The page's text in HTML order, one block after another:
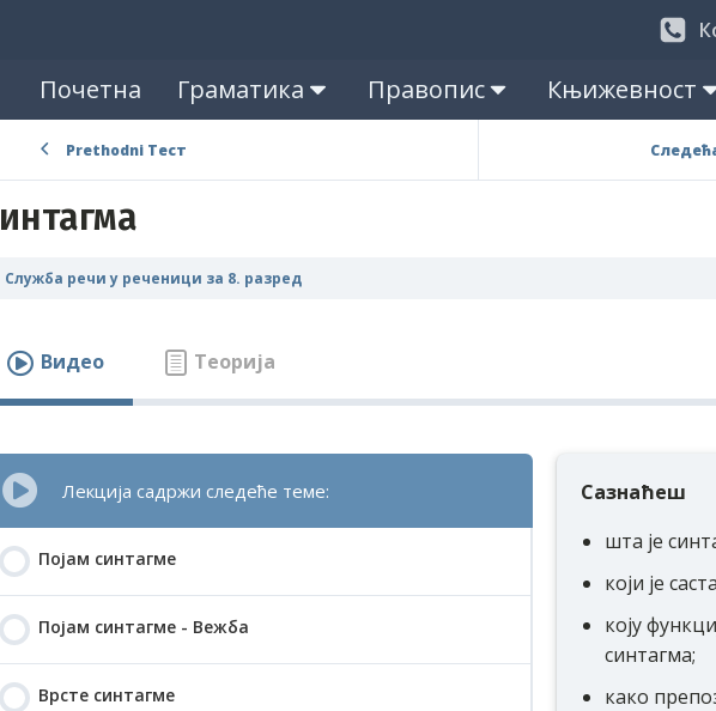
Почетна Граматика Правопис Књижевност
Prethodni Тест
Служба речи у реченици за 8. разред
Видео Теорија
Лекција садржи следеће теме:
Појам синтагме
Појам синтагме - Вежба
Врсте синтагме
Сазнаћеш
шта је
који је
коју
синтагма;
како